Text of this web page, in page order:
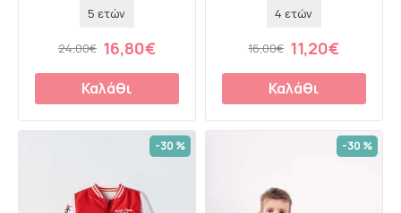
5 ετών
16,80€
24,00€
Καλάθι
4 ετών
11,20€
16,00€
Καλάθι
-30 % -30 %